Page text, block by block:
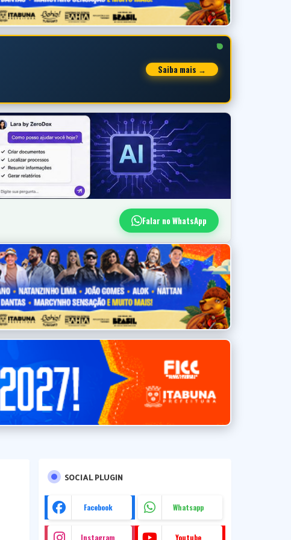
Saiba mais →
Falar no WhatsApp
SOCIAL PLUGIN
Facebook Whatsapp
Instagram Youtube